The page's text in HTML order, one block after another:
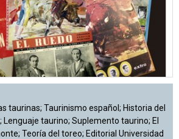
taurinas; Taurinismo español; Historia del
taurino; Suplemento taurino; El
Teoría del toreo; Editorial Universidad